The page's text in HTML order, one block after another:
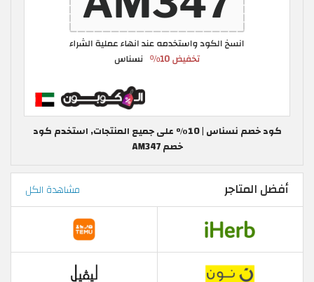
كود خصم نسناس | 10٪ على جميع المنتجات, استخدم كود
خصم AM347
أفضل المتاجر مشاهدة الكل